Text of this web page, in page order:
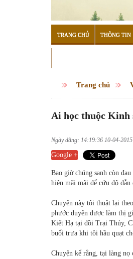
TRANG CHỦ THÔNG TIN
Trang chủ
Ai học thuộc Kinh
Ngày đăng: 14:19:36 10-04-
Google +
Bao giờ chúng sanh còn
hiện mãi mãi để cứu độ
Chuyện này tôi thuật lại
phước duyên được làm thị
Kiết Hạ tại đồi Trại Thủy,
buổi trưa khi tôi hầu quạt
Chuyện kể rằng, tại làng